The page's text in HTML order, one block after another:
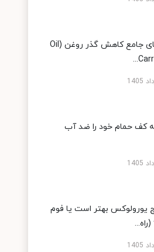
راهنمای جامع کاهش گذر روغن (Oil
کف حمام خود را ضد آب
یورولوکس بهتر است یا فوم